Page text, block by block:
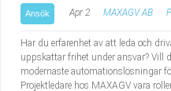
Tekniskt arbete
Transport
Brevbärare
Sjuksköterska,
Ansök Apr 2 MAXAGV AB
Har du erfarenhet av att leda och
uppskattar frihet under ansvar? Vill
modernaste automationslösningar
Projektledare hos MAXAGV vara